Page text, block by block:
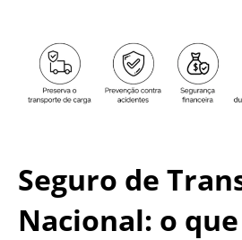
Seguro de
Nacional: o